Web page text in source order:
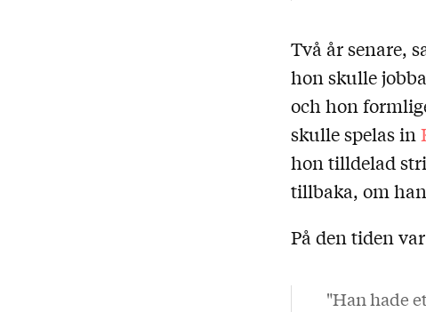
Två år senare,
hon skulle
och hon
skulle spelas in
hon tilldelad
tillbaka, om
På den tiden
"Han hade